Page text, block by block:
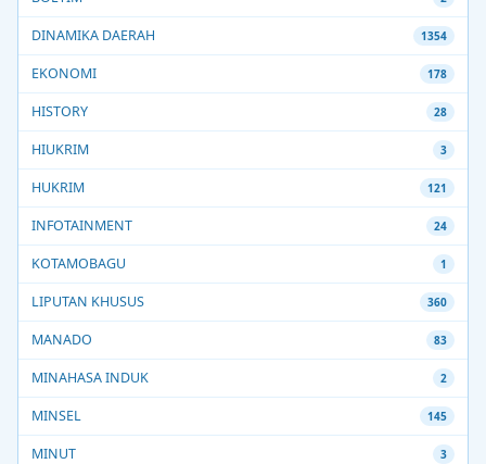
DINAMIKA DAERAH 1354
EKONOMI 178
HISTORY 28
HIUKRIM 3
HUKRIM 121
INFOTAINMENT 24
KOTAMOBAGU 1
LIPUTAN KHUSUS 360
MANADO 83
MINAHASA INDUK 2
MINSEL 145
MINUT 3